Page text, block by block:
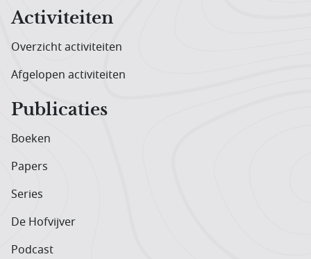
Activiteiten
Overzicht activiteiten
Afgelopen activiteiten
Publicaties
Boeken
Papers
Series
De Hofvijver
Podcast